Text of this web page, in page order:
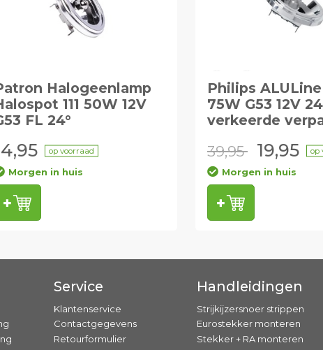
Halogeenlamp
111 50W 12V
FL 24°
op voorraad
Morgen in huis
Philips ALULine
75W G53 12V
verkeerde
39,95 19,95 op
Morgen in huis
Service
Klantenservice
Contactgegevens
Retourformulier
Handleidingen
Strijkijzersnoer strippen
Eurostekker monteren
Stekker + RA monteren